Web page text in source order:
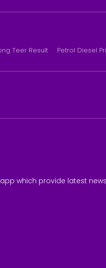
Teer Result Petrol Diesel
which provide latest